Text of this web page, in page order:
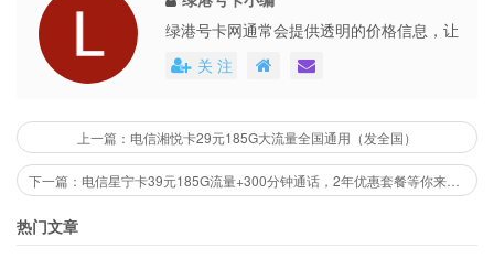
绿港号卡网通常会提供透明的价格信息，让
用户能够清楚地了解到每个号卡套餐的具体
费用。这些平台还会不定期地推出各种优惠
了市场的公平竞争。
关 注
上一篇：电信湘悦卡29元185G大流量全国通用（发全国）
热门文章